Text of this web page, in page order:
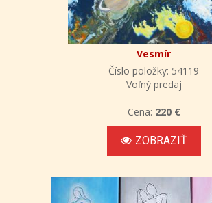
Vesmír
Číslo položky: 54119
Voľný predaj
Cena: 220 €
ZOBRAZIŤ